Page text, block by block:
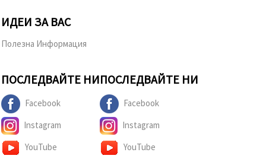
ИДЕИ ЗА ВАС
Полезна Информация
ПОСЛЕДВАЙТЕ НИ
Facebook
Instagram
YouTube
ПОСЛЕДВАЙТЕ НИ
Facebook
Instagram
YouTube